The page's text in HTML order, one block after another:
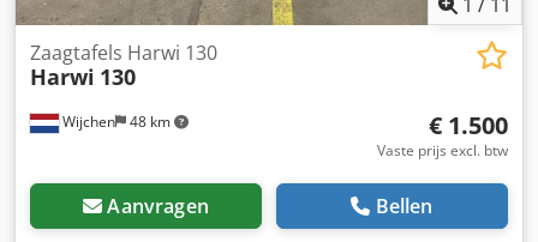
Wijchen 48 km
Zaagtafels Harwi 130
Harwi 130
€ 1.500
Vaste prijs excl. btw
Aanvragen Bellen